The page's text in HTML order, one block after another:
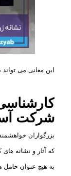
این معانی می
شرکت
بزرگواران
که آثار و نشانه
به هیچ عنوان حامل